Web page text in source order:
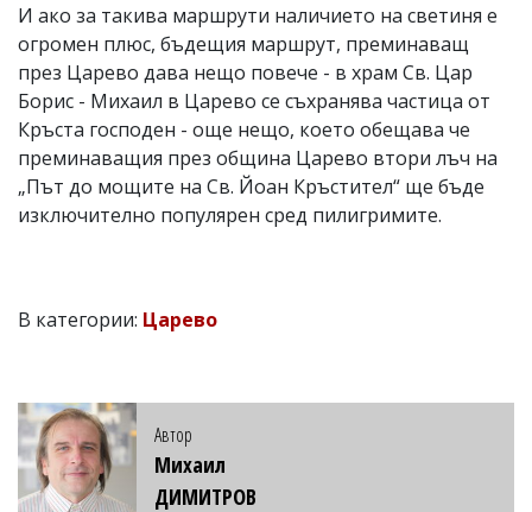
И ако за такива маршрути наличието на светиня е
огромен плюс, бъдещия маршрут, преминаващ
през Царево дава нещо повече - в храм Св. Цар
Борис - Михаил в Царево се съхранява частица от
Кръста господен - още нещо, което обещава че
преминаващия през община Царево втори лъч на
„Път до мощите на Св. Йоан Кръстител“ ще бъде
изключително популярен сред пилигримите.
В категории: Царево
Автор
Михаил
ДИМИТРОВ